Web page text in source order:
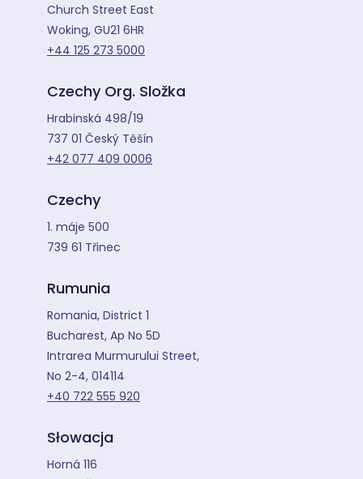
Church Street East
Woking, GU21 6HR
+44 125 273 5000
Czechy Org. Složka
Hrabinská 498/19
737 01 Český Těšín
+42 077 409 0006
Czechy
1. máje 500
739 61 Třinec
Rumunia
Romania, District 1
Bucharest, Ap No 5D
Intrarea Murmurului Street,
No 2-4, 014114
+40 722 555 920
Słowacja
Horná 116